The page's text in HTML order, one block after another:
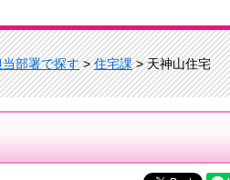
当部署で探す>住宅課> 天神山住宅